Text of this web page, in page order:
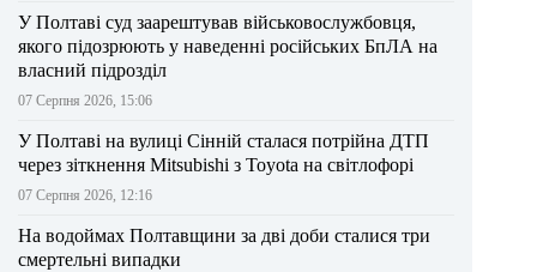
У Полтаві суд заарештував військовослужбовця,
якого підозрюють у наведенні російських БпЛА на
власний підрозділ
07 Серпня 2026, 15:06
У Полтаві на вулиці Сінній сталася потрійна ДТП
через зіткнення Mitsubishi з Toyota на світлофорі
07 Серпня 2026, 12:16
На водоймах Полтавщини за дві доби сталися три
смертельні випадки